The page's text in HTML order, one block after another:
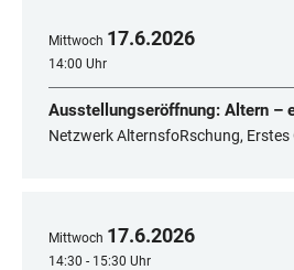
Mittwoch 17.6.2026
14:00 Uhr
Ausstellungseröffnung: Altern –
Netzwerk AlternsfoRschung,
Mittwoch 17.6.2026
14:30 - 15:30 Uhr